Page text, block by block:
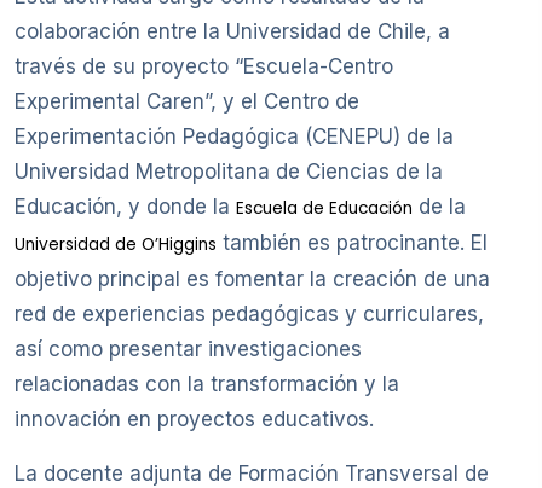
colaboración entre la Universidad de Chile, a
través de su proyecto “Escuela-Centro
Experimental Caren”, y el Centro de
Experimentación Pedagógica (CENEPU) de la
Universidad Metropolitana de Ciencias de la
Educación, y donde la Escuela de Educación de la
Universidad de O’Higgins también es patrocinante. El
objetivo principal es fomentar la creación de una
red de experiencias pedagógicas y curriculares,
así como presentar investigaciones
relacionadas con la transformación y la
innovación en proyectos educativos.
La docente adjunta de Formación Transversal de